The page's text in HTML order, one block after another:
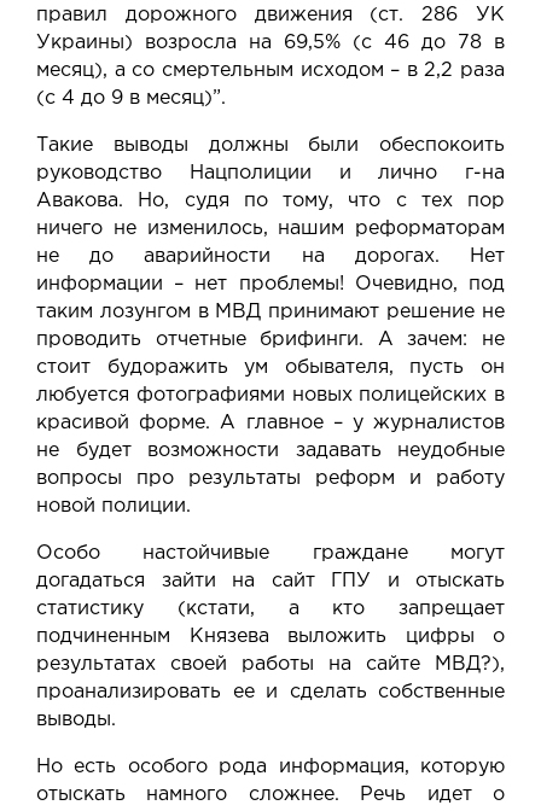
правил дорожного движения (ст. 286 УК
Украины) возросла на 69,5% (с 46 до 78 в
месяц), а со смертельным исходом – в 2,2 раза
(с 4 до 9 в месяц)”.
Такие выводы должны были обеспокоить
руководство Нацполиции и лично г-на
Авакова. Но, судя по тому, что с тех пор
ничего не изменилось, нашим реформаторам
не до аварийности на дорогах. Нет
информации – нет проблемы! Очевидно, под
таким лозунгом в МВД принимают решение не
проводить отчетные брифинги. А зачем: не
стоит будоражить ум обывателя, пусть он
любуется фотографиями новых полицейских в
красивой форме. А главное – у журналистов
не будет возможности задавать неудобные
вопросы про результаты реформ и работу
новой полиции.
Особо настойчивые граждане могут
догадаться зайти на сайт ГПУ и отыскать
статистику (кстати, а кто запрещает
подчиненным Князева выложить цифры о
результатах своей работы на сайте МВД?),
проанализировать ее и сделать собственные
выводы.
Но есть особого рода информация, которую
отыскать намного сложнее. Речь идет о